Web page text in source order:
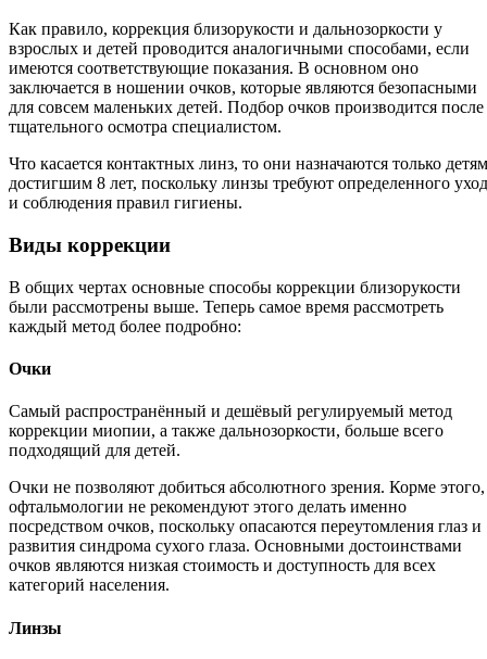
Как правило, коррекция близорукости и дальнозоркости у
взрослых и детей проводится аналогичными способами, если
имеются соответствующие показания. В основном оно
заключается в ношении очков, которые являются безопасными
для совсем маленьких детей. Подбор очков производится после
тщательного осмотра специалистом.
Что касается контактных линз, то они назначаются только
достигшим 8 лет, поскольку линзы требуют определенного
и соблюдения правил гигиены.
Виды коррекции
В общих чертах основные способы коррекции близорукости
были рассмотрены выше. Теперь самое время рассмотреть
каждый метод более подробно:
Очки
Самый распространённый и дешёвый регулируемый метод
коррекции миопии, а также дальнозоркости, больше всего
подходящий для детей.
Очки не позволяют добиться абсолютного зрения. Корме этого,
офтальмологии не рекомендуют этого делать именно
посредством очков, поскольку опасаются переутомления глаз и
развития синдрома сухого глаза. Основными достоинствами
очков являются низкая стоимость и доступность для всех
категорий населения.
Линзы